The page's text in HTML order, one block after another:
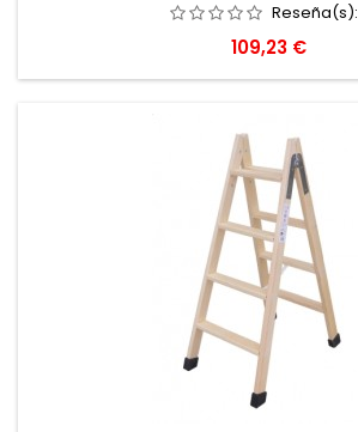
Reseña(s):
Precio
109,23 €